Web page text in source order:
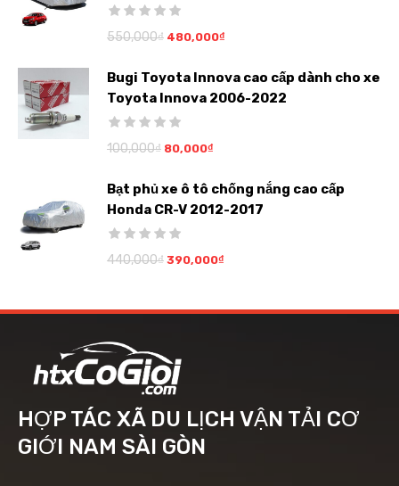
550,000₫ 480,000₫
Bugi Toyota Innova cao cấp dành cho xe
Toyota Innova 2006-2022
100,000₫ 80,000₫
Bạt phủ xe ô tô chống nắng cao cấp
Honda CR-V 2012-2017
440,000₫ 390,000₫
HỢP TÁC XÃ DU LỊCH VẬN TẢI CƠ
GIỚI NAM SÀI GÒN